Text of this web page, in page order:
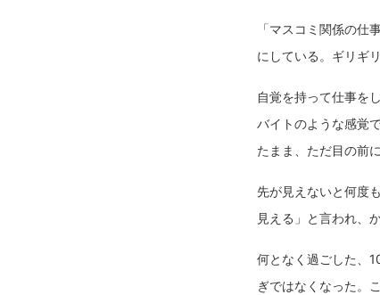
「マスコミ関係の仕
にしている。ギリギ
自覚を持って仕事を
バイトのような感覚
たまま、ただ目の前
先が見えないと何度
見える」と言われ、
何となく過ごした、
ぎではなくなった。